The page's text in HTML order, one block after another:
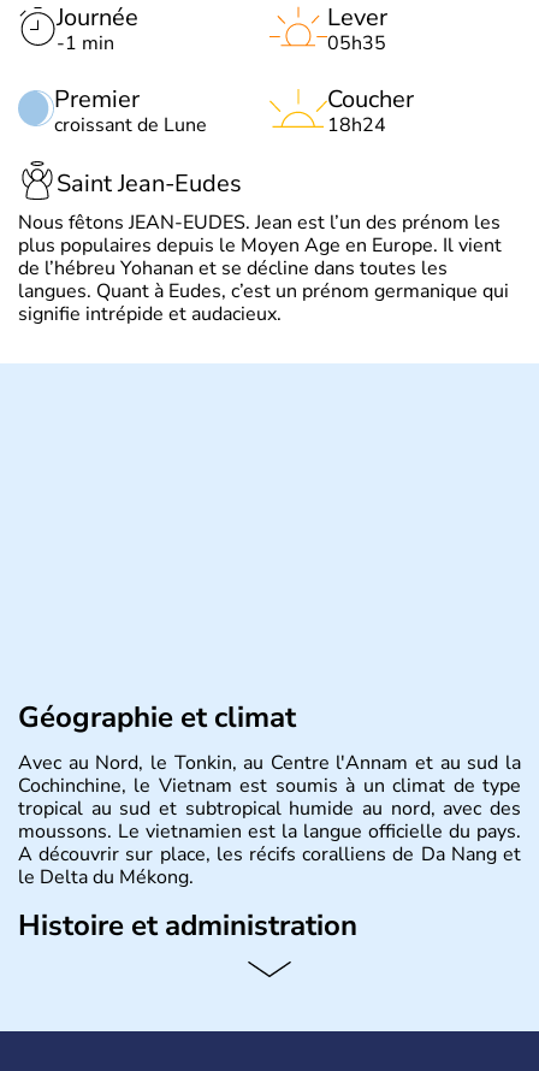
Journée
-1 min
Premier
croissant de Lune
Lever
05h35
Coucher
18h24
Saint Jean-Eudes
Nous fêtons JEAN-EUDES. Jean est l’un des prénom les
plus populaires depuis le Moyen Age en Europe. Il vient
de l’hébreu Yohanan et se décline dans toutes les
langues. Quant à Eudes, c’est un prénom germanique qui
signifie intrépide et audacieux.
Géographie et climat
Avec au Nord, le Tonkin, au Centre l'Annam et au sud la
Cochinchine, le Vietnam est soumis à un climat de type
tropical au sud et subtropical humide au nord, avec des
moussons. Le vietnamien est la langue officielle du pays.
A découvrir sur place, les récifs coralliens de Da Nang et
le Delta du Mékong.
Histoire et administration
Pays d'Asie du Sud-Est situé sur l'est de la péninsule
du Cambodge. Littéralement, Viêt Nam signifie les « Viêt